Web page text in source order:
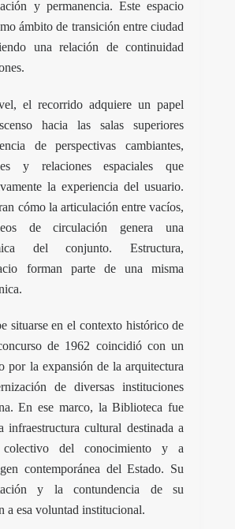
y permanencia. Este espacio
ámbito de transición entre ciudad
una relación de continuidad
el recorrido adquiere un papel
hacia las salas superiores
de perspectivas cambiantes,
y relaciones espaciales que
la experiencia del usuario.
cómo la articulación entre vacíos,
de circulación genera una
del conjunto. Estructura,
forman parte de una misma
situarse en el contexto histórico de
de 1962 coincidió con un
por la expansión de la arquitectura
de diversas instituciones
En ese marco, la Biblioteca fue
infraestructura cultural destinada a
del conocimiento y a
contemporánea del Estado. Su
y la contundencia de su
a esa voluntad institucional.